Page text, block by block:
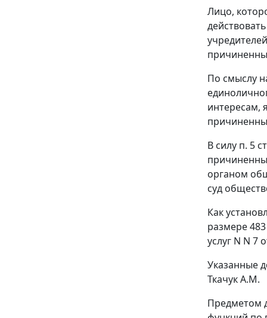
Лицо,
По смыслу
интересам,
В силу п. 5
органом
суд
Как
размере
услуг N N 7
Указанные
Ткачук А.М.
Предметом